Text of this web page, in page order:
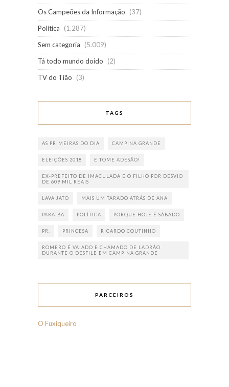
Os Campeões da Informação
(37)
Política
(1.287)
Sem categoria
(5.009)
Tá todo mundo doido
(2)
TV do Tião
(3)
TAGS
AS PRIMEIRAS DO DIA CAMPINA GRANDE
ELEIÇÕES 2018 E TOME ADESÃO!
EX-PREFEITO DE IMACULADA E O FILHO POR DESVIO
DE 609 MIL REAIS
LAVA JATO MAIS UM TARADO ATRÁS DE ANA
PARAÍBA POLÍTICA PORQUE HOJE É SÁBADO
PR. PRINCESA RICARDO COUTINHO
ROMERO É VAIADO E CHAMADO DE LADRÃO
DURANTE O DESFILE EM CAMPINA GRANDE
PARCEIROS
O Fuxiqueiro